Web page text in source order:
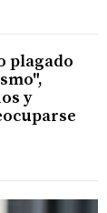
plagado
y